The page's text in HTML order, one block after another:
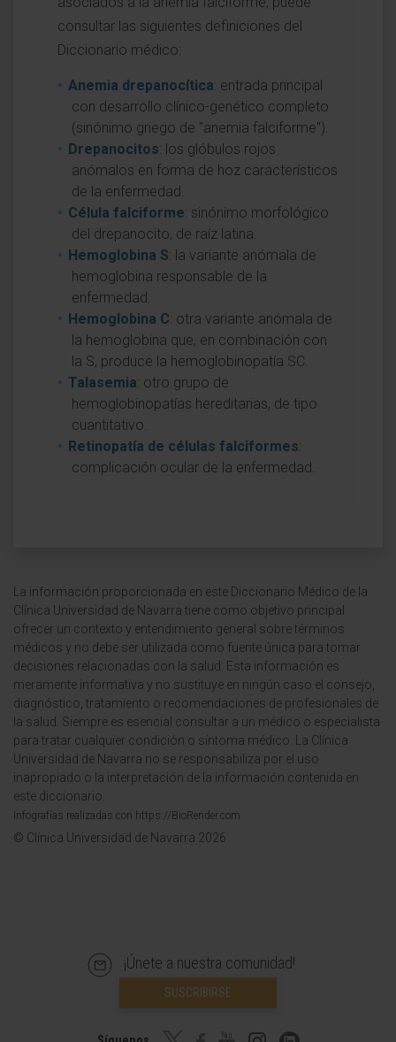
consultar las siguientes definiciones del
Diccionario médico:
Anemia drepanocítica: entrada principal
con desarrollo clínico-genético completo
(sinónimo griego de "anemia falciforme").
Drepanocitos: los glóbulos rojos
anómalos en forma de hoz característicos
de la enfermedad.
Célula falciforme: sinónimo morfológico
del drepanocito, de raíz latina.
Hemoglobina S: la variante anómala de
hemoglobina responsable de la
enfermedad.
Hemoglobina C: otra variante anómala de
la hemoglobina que, en combinación con
la S, produce la hemoglobinopatía SC.
Talasemia: otro grupo de
hemoglobinopatías hereditarias, de tipo
cuantitativo.
Retinopatía de células falciformes:
complicación ocular de la enfermedad.
La información proporcionada en este Diccionario Médico de la
Clínica Universidad de Navarra tiene como objetivo principal
ofrecer un contexto y entendimiento general sobre términos
médicos y no debe ser utilizada como fuente única para tomar
decisiones relacionadas con la salud. Esta información es
meramente informativa y no sustituye en ningún caso el consejo,
diagnóstico, tratamiento o recomendaciones de profesionales de
la salud. Siempre es esencial consultar a un médico o especialista
para tratar cualquier condición o síntoma médico. La Clínica
Universidad de Navarra no se responsabiliza por el uso
inapropiado o la interpretación de la información contenida en
este diccionario.
Infografías realizadas con https://BioRender.com
© Clínica Universidad de Navarra 2026
¡Únete a nuestra comunidad!
SUSCRIBIRSE